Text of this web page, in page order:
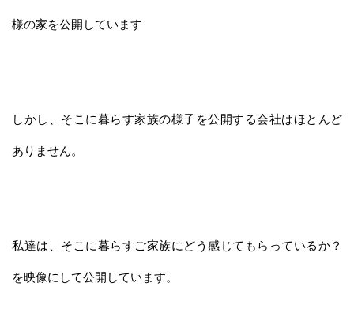
様の家を公開しています
しかし、そこに暮らす家族の様子を公開する会社はほとんど
ありません。
私達は、そこに暮らすご家族にどう感じてもらっているか？
を映像にして公開しています。